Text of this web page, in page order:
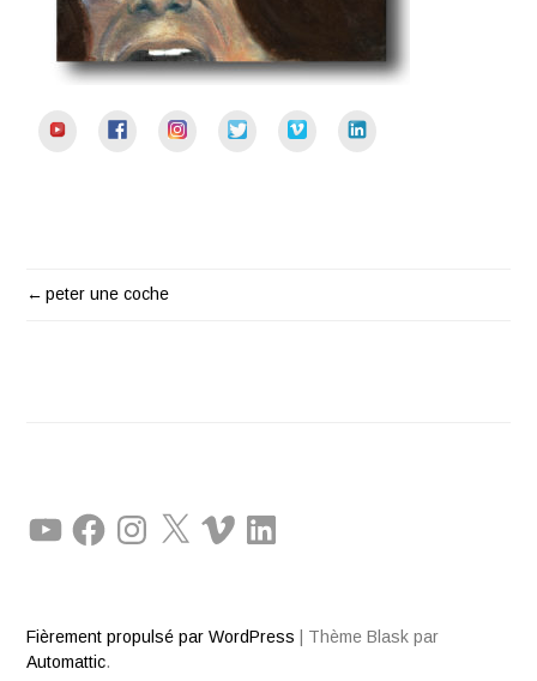
YouTube Facebook Instagram Twitter Vimeo
NAVIGATION
peter une coche
YouTubeFacebookInstagram
X Vimeo LinkedIn
Fièrement propulsé par WordPress
Thème Blask par
Automattic.